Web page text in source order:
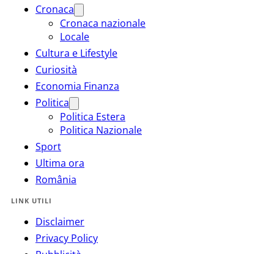
Cronaca
Cronaca nazionale
Locale
Cultura e Lifestyle
Curiosità
Economia Finanza
Politica
Politica Estera
Politica Nazionale
Sport
Ultima ora
România
LINK UTILI
Disclaimer
Privacy Policy